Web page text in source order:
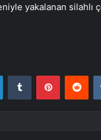
yakalanan silahlı
LinkedInTumblr Pinterest